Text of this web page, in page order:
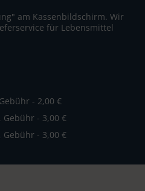
am Kassenbildschirm. Wir
für Lebensmittel
- 2,00 €
Gebühr - 3,00 €
Gebühr - 3,00 €